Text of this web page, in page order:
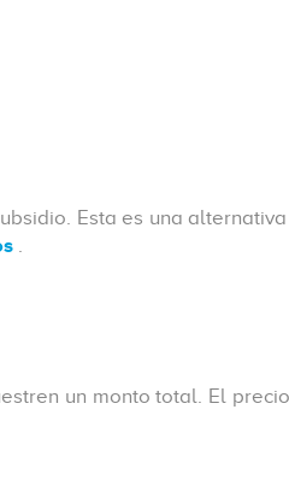
Esta es una
.
un monto total. El